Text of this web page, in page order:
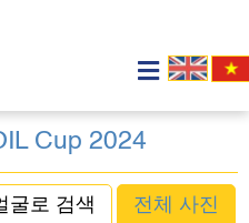
Cup 2024
굴로 검색 전체 사진